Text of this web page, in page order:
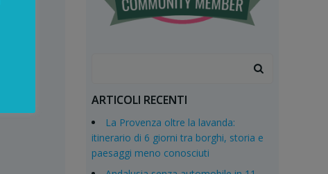
ARTICOLI RECENTI
La Provenza oltre la lavanda:
itinerario di 6 giorni tra borghi, storia e
paesaggi meno conosciuti